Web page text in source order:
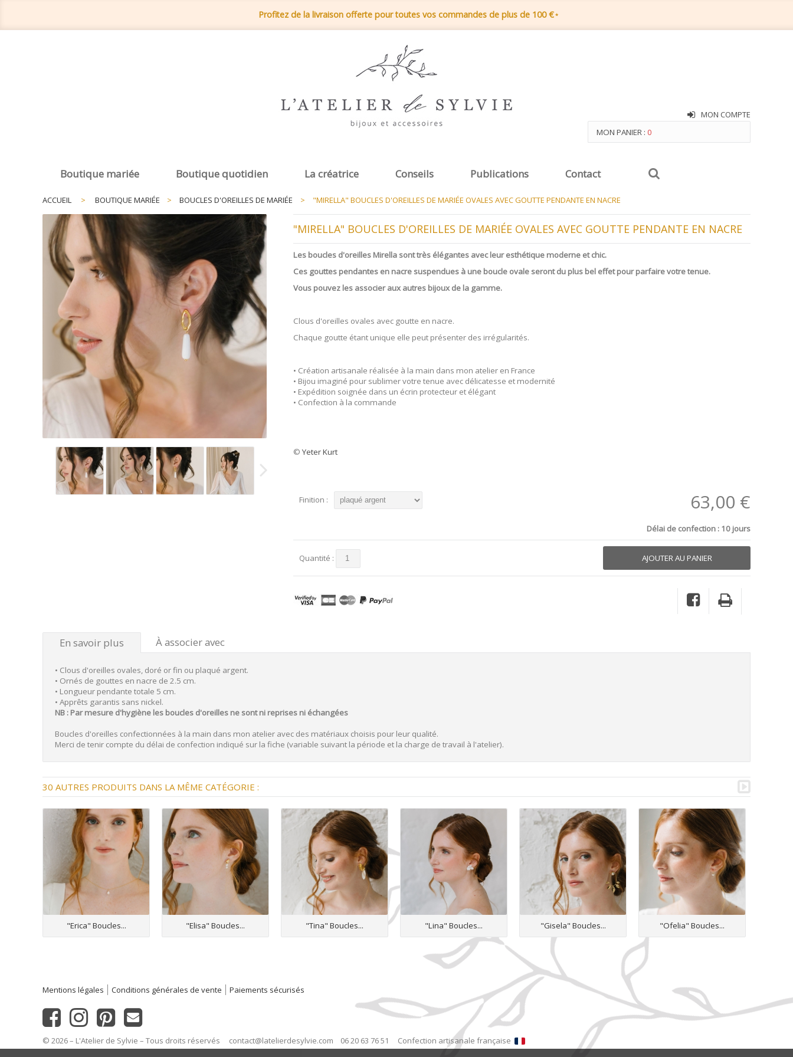
Profitez de la livraison offerte pour toutes vos commandes de plus de 100 €*
MON COMPTE
MON PANIER : 0
Boutique mariée Boutique quotidien La créatrice Conseils Publications Contact
ACCUEIL > BOUTIQUE MARIÉE > BOUCLES D'OREILLES DE MARIÉE > "MIRELLA" BOUCLES D'OREILLES DE MARIÉE OVALES AVEC GOUTTE PENDANTE EN NACRE
"MIRELLA" BOUCLES D'OREILLES DE MARIÉE OVALES AVEC GOUTTE PENDANTE EN NACRE
Les boucles d'oreilles Mirella sont très élégantes avec leur esthétique moderne et chic.
Ces gouttes pendantes en nacre suspendues à une boucle ovale seront du plus bel effet pour parfaire votre tenue.
Vous pouvez les associer aux autres bijoux de la gamme.
Clous d'oreilles ovales avec goutte en nacre.
Chaque goutte étant unique elle peut présenter des irrégularités.
• Création artisanale réalisée à la main dans mon atelier en France
• Bijou imaginé pour sublimer votre tenue avec délicatesse et modernité
• Expédition soignée dans un écrin protecteur et élégant
• Confection à la commande
© Yeter Kurt
Finition : 63,00 €
Délai de confection : 10 jours
Quantité :
En savoir plus À associer avec
• Clous d'oreilles ovales, doré or fin ou plaqué argent.
• Ornés de gouttes en nacre de 2.5 cm.
• Longueur pendante totale 5 cm.
• Apprêts garantis sans nickel.
NB : Par mesure d'hygiène les boucles d'oreilles ne sont ni reprises ni échangées
Boucles d'oreilles confectionnées à la main dans mon atelier avec des matériaux choisis pour leur qualité.
Merci de tenir compte du délai de confection indiqué sur la fiche (variable suivant la période et la charge de travail à l'atelier).
30 AUTRES PRODUITS DANS LA MÊME CATÉGORIE :
"Erica" Boucles... "Elisa" Boucles... "Tina" Boucles... "Lina" Boucles... "Gisela" Boucles... "Ofelia" Boucles...
Mentions légales Conditions générales de vente Paiements sécurisés
© 2026 – L'Atelier de Sylvie – Tous droits réservés contact@latelierdesylvie.com 06 20 63 76 51
Confection artisanale française